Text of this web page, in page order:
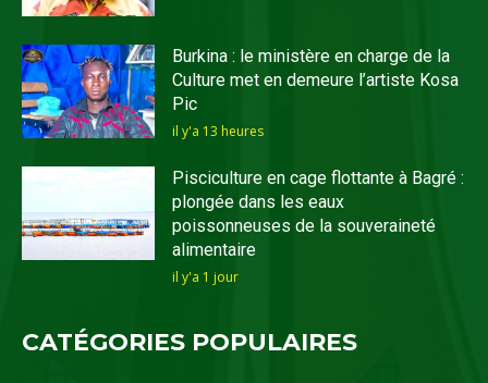
Burkina : le ministère en charge de la
Culture met en demeure l’artiste Kosa
Pic
il y'a 13 heures
Pisciculture en cage flottante à Bagré :
plongée dans les eaux
poissonneuses de la souveraineté
alimentaire
il y'a 1 jour
CATÉGORIES POPULAIRES